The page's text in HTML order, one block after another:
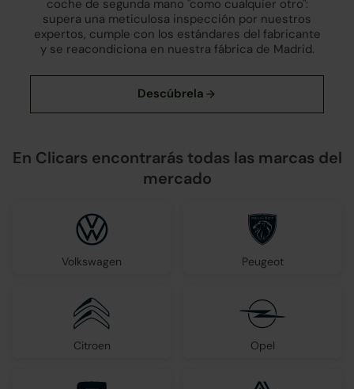
coche de segunda mano "como cualquier otro":
supera una meticulosa inspección por nuestros
expertos, cumple con los estándares del fabricante
y se reacondiciona en nuestra fábrica de Madrid.
En Clicars encontrarás todas las marcas del
mercado
Volkswagen Peugeot
Citroen Opel